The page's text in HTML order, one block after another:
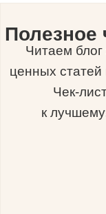
Полезное
Читаем
ценных
Чек-
к